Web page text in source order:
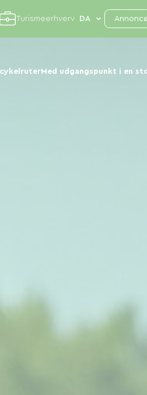
Med udgangspunkt i en
Turismeerhverv